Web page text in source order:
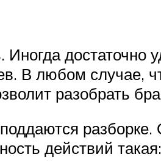
достаточно
В любом случае,
разобрать
действий такая: